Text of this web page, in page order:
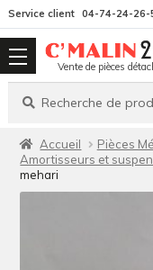
Service client 04-74-24-26-
Vente de pièces
Recherche
Recherche
Accueil Pièces
Amortisseurs et
mehari